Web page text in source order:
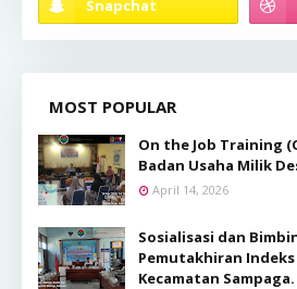
MOST POPULAR
On the Job Training
Badan Usaha Milik
April 14, 2026
Sosialisasi dan
Pemutakhiran Indeks
Kecamatan Sampaga.